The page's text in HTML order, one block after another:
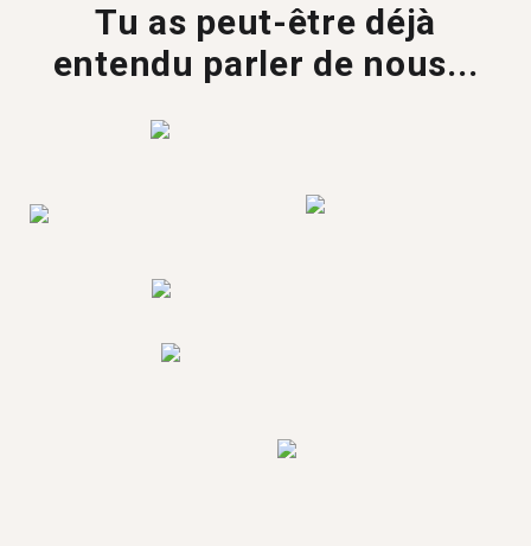
Tu as peut-être déjà
entendu parler de nous...